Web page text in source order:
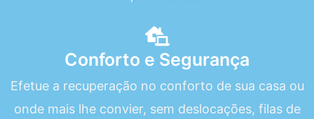
Conforto e Segurança
Efetue a recuperação no conforto de sua casa ou
onde mais lhe convier, sem deslocações, filas de